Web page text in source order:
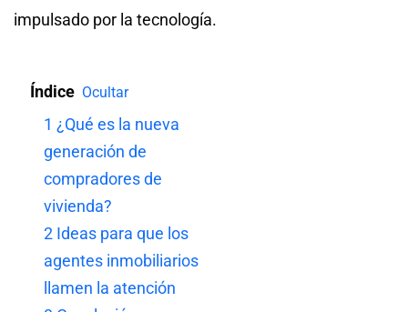
impulsado por la tecnología.
Índice Ocultar
1 ¿Qué es la nueva
generación de
compradores de
vivienda?
2 Ideas para que los
agentes inmobiliarios
llamen la atención